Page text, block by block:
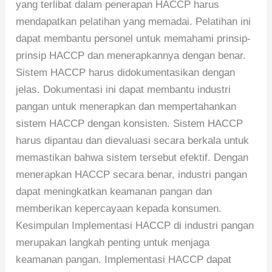
yang terlibat dalam penerapan HACCP harus
mendapatkan pelatihan yang memadai. Pelatihan ini
dapat membantu personel untuk memahami prinsip-
prinsip HACCP dan menerapkannya dengan benar.
Sistem HACCP harus didokumentasikan dengan
jelas. Dokumentasi ini dapat membantu industri
pangan untuk menerapkan dan mempertahankan
sistem HACCP dengan konsisten. Sistem HACCP
harus dipantau dan dievaluasi secara berkala untuk
memastikan bahwa sistem tersebut efektif. Dengan
menerapkan HACCP secara benar, industri pangan
dapat meningkatkan keamanan pangan dan
memberikan kepercayaan kepada konsumen.
Kesimpulan Implementasi HACCP di industri pangan
merupakan langkah penting untuk menjaga
keamanan pangan. Implementasi HACCP dapat